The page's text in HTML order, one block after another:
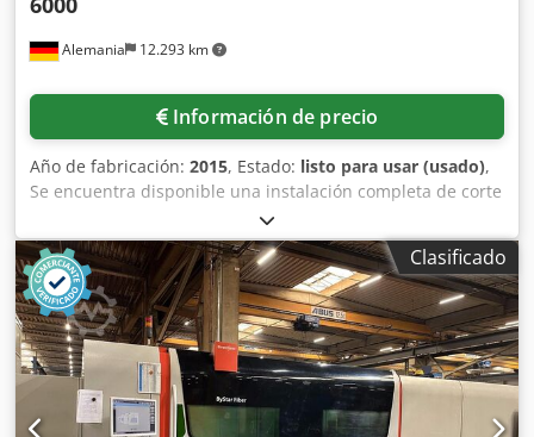
Alemania 12.293 km
Información de precio
Año de fabricación: 2015, Estado: listo para usar (usado),
Se encuentra disponible una instalación completa de corte
por láser CNC CO2 de Bystronic. Dimensiones de trabajo
X/Y: 4000 mm/2000 mm, recorridos X/Y/Z: 4060 mm/2030
mm/1700 mm, velocidad máxima simultánea: 84 m/min,
precisión de posicionamiento: +/-0,1 mm, precisión de
repetición: +/-0,05 mm, carga máxima de la mesa: 1500 kg,
peso: aprox. 18.500 kg, horas de funcionamiento: 29.456 h.
Fuente láser: Bystronic ByLaser 6000, tipo de láser: CO2,
potencia láser: 6 kW, longitud de onda: 10.600 nm,
polarización: circular, frecuencia de impulso: 1-2500 Hz,
Clasificado